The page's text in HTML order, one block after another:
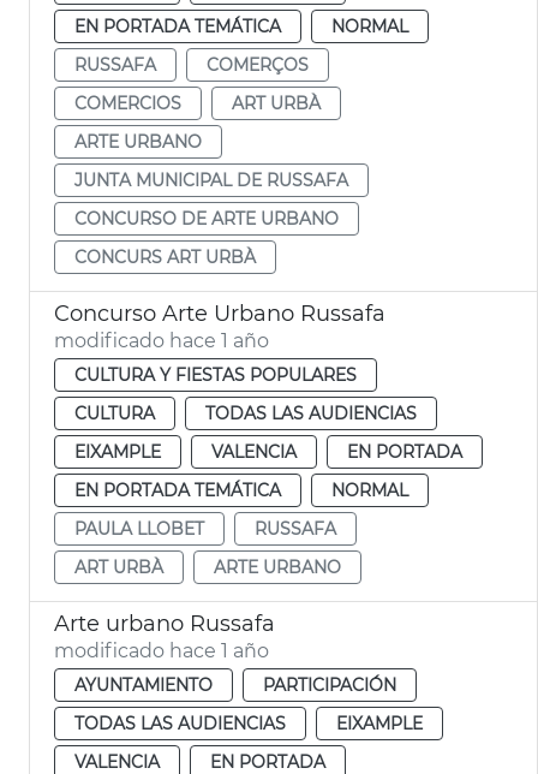
EN PORTADA TEMÁTICA
NORMAL
RUSSAFA
COMERÇOS
COMERCIOS
ART URBÀ
ARTE URBANO
JUNTA MUNICIPAL DE RUSSAFA
CONCURSO DE ARTE URBANO
CONCURS ART URBÀ
Concurso Arte Urbano Russafa
modificado hace 1 año
CULTURA Y FIESTAS POPULARES
CULTURA
TODAS LAS AUDIENCIAS
EIXAMPLE
VALENCIA
EN PORTADA
EN PORTADA TEMÁTICA
NORMAL
PAULA LLOBET
RUSSAFA
ART URBÀ
ARTE URBANO
Arte urbano Russafa
modificado hace 1 año
AYUNTAMIENTO
PARTICIPACIÓN
TODAS LAS AUDIENCIAS
EIXAMPLE
VALENCIA
EN PORTADA